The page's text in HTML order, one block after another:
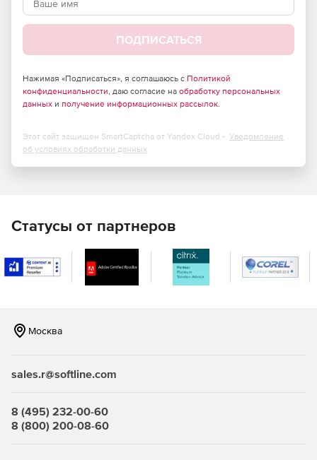
ПОДПИСАТЬСЯ
Нажимая «Подписаться», я соглашаюсь с Политикой
конфиденциальности, даю согласие на обработку персональных
данных и получение информационных рассылок.
Этот сайт защищен SmartCaptcha от Yandex Cloud - Уведомление
об условиях обработки данных
Статусы от партнеров
Москва
sales.r@softline.com
8 (495) 232-00-60
8 (800) 200-08-60